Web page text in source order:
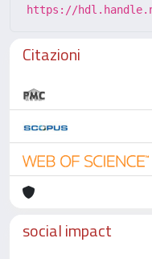
https://
Citazioni
social impact